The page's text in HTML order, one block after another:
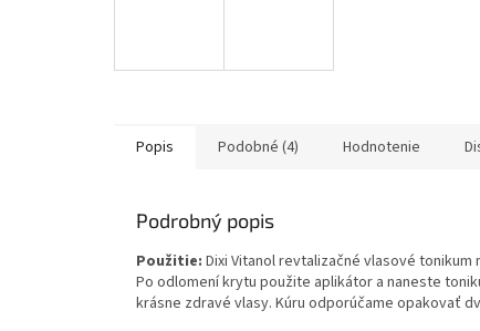
Popis Podobné (4) Hodnotenie
Podrobný popis
Použitie: Dixi Vitanol revtalizačné vlasové
Po odlomení krytu použite aplikátor a naneste
krásne zdravé vlasy. Kúru odporúčame opakovať